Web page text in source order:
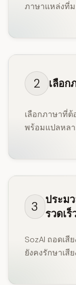
ภาษาแหล่งที่
2 เลือก
เลือกภาษาที่ต้
พร้อมแปลหล
3
ประม
รวดเร็
SozAI ถอดเสี
ยังคงรักษาเสี